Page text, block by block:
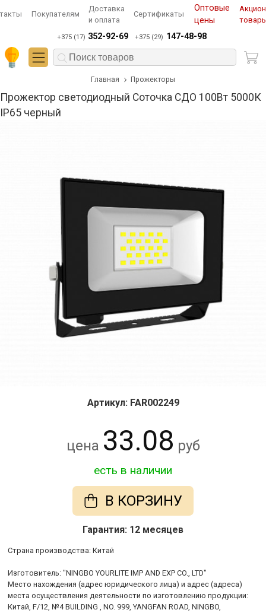
Покупателям
Доставка
и оплата
Сертификаты
Оптовые
цены
+375 (17) 352-92-69 +375 (29) 147-48-98
Главная Прожекторы
Прожектор светодиодный Соточка СДО 100Вт 5000К
IP65 черный
Артикул: FAR002249
цена 33.08 руб
есть в наличии
В КОРЗИНУ
Гарантия: 12 месяцев
Cтрана производства: Китай
Изготовитель: "NINGBO YOURLITE IMP AND EXP CO., LTD"
Место нахождения (адрес юридического лица) и адрес (адреса)
места осуществления деятельности по изготовлению продукции:
Китай, F/12, №4 BUILDING , NO. 999, YANGFAN ROAD, NINGBO,